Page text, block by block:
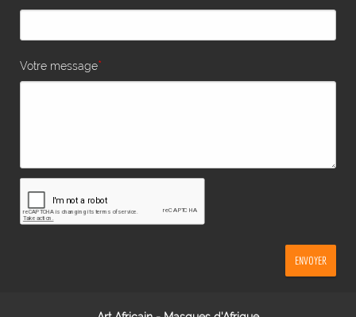
Votre message*
ENVOYER